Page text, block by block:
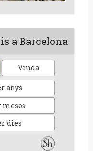
a Barcelona
Venda
anys
mesos
dies